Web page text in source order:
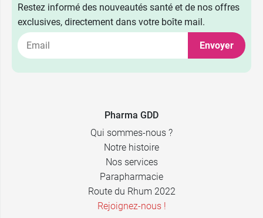
13,49 €
Restez informé des nouveautés santé et de nos offres
exclusives, directement dans votre boîte mail.
Envoyer
Pharma GDD
Qui sommes-nous ?
Notre histoire
Nos services
Parapharmacie
Route du Rhum 2022
Rejoignez-nous !